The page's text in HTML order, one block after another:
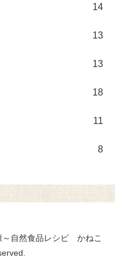
14
13
13
18
11
8
自然食品レシピ かねこ